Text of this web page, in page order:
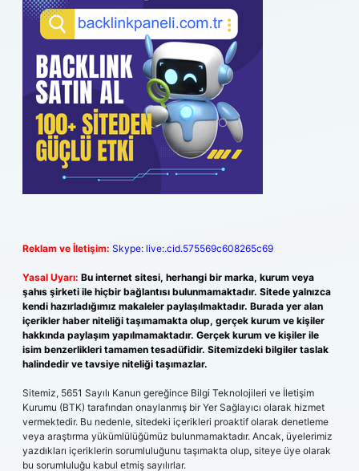
Reklam ve İletişim: Skype: live:.cid.575569c608265c69
Yasal Uyarı: Bu internet sitesi, herhangi bir marka, kurum veya
şahıs şirketi ile hiçbir bağlantısı bulunmamaktadır. Sitede yalnızca
kendi hazırladığımız makaleler paylaşılmaktadır. Burada yer alan
içerikler haber niteliği taşımamakta olup, gerçek kurum ve kişiler
hakkında paylaşım yapılmamaktadır. Gerçek kurum ve kişiler ile
isim benzerlikleri tamamen tesadüfidir. Sitemizdeki bilgiler taslak
halindedir ve tavsiye niteliği taşımazlar.
Sitemiz, 5651 Sayılı Kanun gereğince Bilgi Teknolojileri ve İletişim
Kurumu (BTK) tarafından onaylanmış bir Yer Sağlayıcı olarak hizmet
vermektedir. Bu nedenle, sitedeki içerikleri proaktif olarak denetleme
veya araştırma yükümlülüğümüz bulunmamaktadır. Ancak, üyelerimiz
yazdıkları içeriklerin sorumluluğunu taşımakta olup, siteye üye olarak
bu sorumluluğu kabul etmiş sayılırlar.